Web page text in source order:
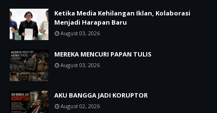
Ketika Media Kehilangan Iklan, Kolaborasi
Menjadi Harapan Baru
August 03, 2026
MEREKA MENCURI PAPAN TULIS
August 03, 2026
AKU BANGGA JADI KORUPTOR
August 02, 2026